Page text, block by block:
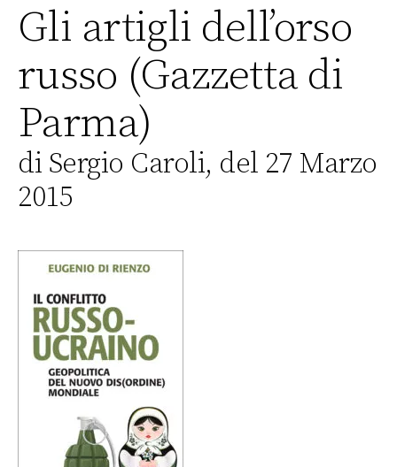
Gli artigli dell’orso
russo (Gazzetta di
Parma)
di Sergio Caroli, del 27 Marzo
2015